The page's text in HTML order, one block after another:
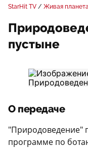
StarHit TV Живая
пустыне
О передаче
"Природоведение"
программе по